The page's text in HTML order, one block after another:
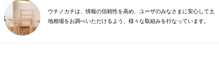
ウチノカチは、情報の信頼性を高め、ユーザのみなさまに安心して土
地相場をお調べいただけるよう、様々な取組みを行なっています。